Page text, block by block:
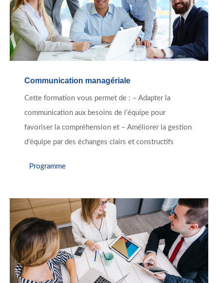
Communication managériale
Cette formation vous permet de : – Adapter la
communication aux besoins de l’équipe pour
favoriser la compréhension et – Améliorer la gestion
d’équipe par des échanges clairs et constructifs
Programme